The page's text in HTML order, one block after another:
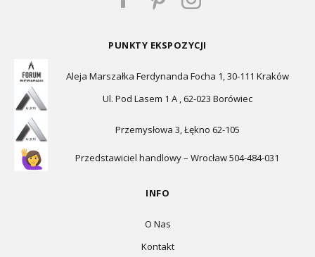
PUNKTY EKSPOZYCJI
Aleja Marszałka Ferdynanda Focha 1, 30-111 Kraków
Ul. Pod Lasem 1 A , 62-023 Borówiec
Przemysłowa 3, Łękno 62-105
Przedstawiciel handlowy – Wrocław 504-484-031
INFO
O Nas
Kontakt